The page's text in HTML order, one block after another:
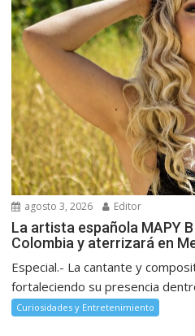
agosto 3, 2026 Editor
La artista española MAPY
Colombia y aterrizará en
Especial.- La cantante y
fortaleciendo su presencia
Curiosidades y Entretenimiento